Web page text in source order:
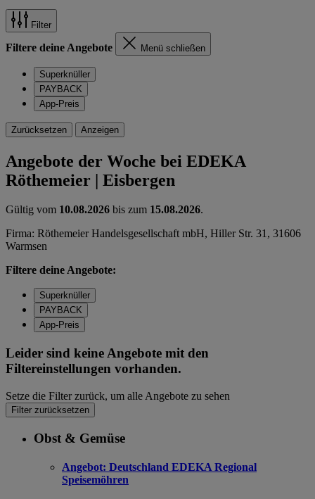
Filter
Filtere deine Angebote Menü schließen
Superknüller
PAYBACK
App-Preis
Zurücksetzen Anzeigen
Angebote der Woche bei EDEKA
Röthemeier | Eisbergen
Gültig vom 10.08.2026 bis zum 15.08.2026.
Firma: Röthemeier Handelsgesellschaft mbH, Hiller Str. 31, 31606
Warmsen
Filtere deine Angebote:
Superknüller
PAYBACK
App-Preis
Leider sind keine Angebote mit den
Filtereinstellungen vorhanden.
Setze die Filter zurück, um alle Angebote zu sehen
Filter zurücksetzen
Obst & Gemüse
Angebot: Deutschland EDEKA Regional
Speisemöhren